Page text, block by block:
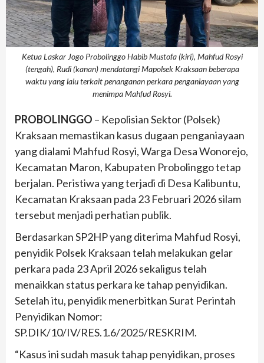
Ketua Laskar Jogo Probolinggo Habib Mustofa (kiri), Mahfud Rosyi
(tengah), Rudi (kanan) mendatangi Mapolsek Kraksaan beberapa
waktu yang lalu terkait penanganan perkara penganiayaan yang
menimpa Mahfud Rosyi.
PROBOLINGGO – Kepolisian Sektor (Polsek)
Kraksaan memastikan kasus dugaan penganiayaan
yang dialami Mahfud Rosyi, Warga Desa Wonorejo,
Kecamatan Maron, Kabupaten Probolinggo tetap
berjalan. Peristiwa yang terjadi di Desa Kalibuntu,
Kecamatan Kraksaan pada 23 Februari 2026 silam
tersebut menjadi perhatian publik.
Berdasarkan SP2HP yang diterima Mahfud Rosyi,
penyidik Polsek Kraksaan telah melakukan gelar
perkara pada 23 April 2026 sekaligus telah
menaikkan status perkara ke tahap penyidikan.
Setelah itu, penyidik menerbitkan Surat Perintah
Penyidikan Nomor:
SP.DIK/10/IV/RES.1.6/2025/RESKRIM.
“Kasus ini sudah masuk tahap penyidikan, proses